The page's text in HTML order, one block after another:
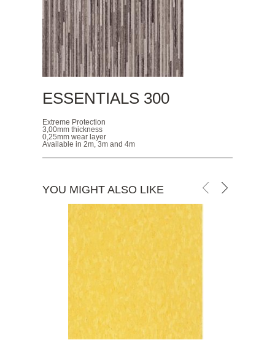
ESSENTIALS 300
Extreme Protection
3,00mm thickness
0,25mm wear layer
Available in 2m, 3m and 4m
YOU MIGHT ALSO LIKE